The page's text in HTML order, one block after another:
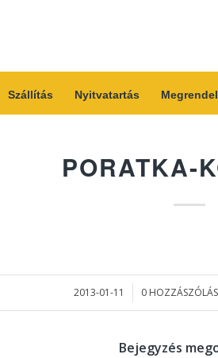
Szállítás Nyitvatartás
PORATKA-
2013-01-11
/ 0 HOZZÁSZÓLÁS
/
Bejegyzés